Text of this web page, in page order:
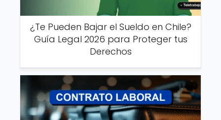
¿Te Pueden Bajar el Sueldo en Chile?
Guía Legal 2026 para Proteger tus
Derechos